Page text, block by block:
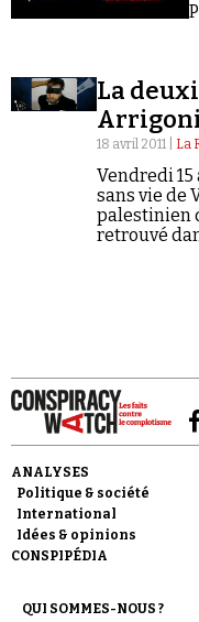
La
18 avril 2011 | La
Vendredi
sans vie de
palestinien
retrouvé
ANALYSES
Politique & société
International
Idées & opinions
CONSPIPÉDIA
QUI SOMMES-NOUS ?